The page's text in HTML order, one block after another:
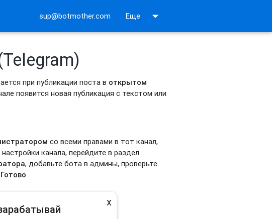
sup@botmother.com Еще arrow_drop_down
при публикации поста в открытом
появится новая публикация с текстом или
со всеми правами в тот канал,
канала, перейдите в раздел
, добавьте бота в админы, проверьте
Готово.
x